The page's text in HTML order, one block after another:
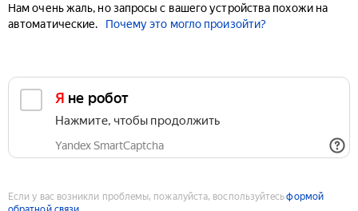
Нам очень жаль, но запросы с вашего устройства похожи на
автоматические.
Почему это могло произойти?
Я не робот
Нажмите, чтобы продолжить
Yandex SmartCaptcha
Если у вас возникли проблемы, пожалуйста, воспользуйтесьформой